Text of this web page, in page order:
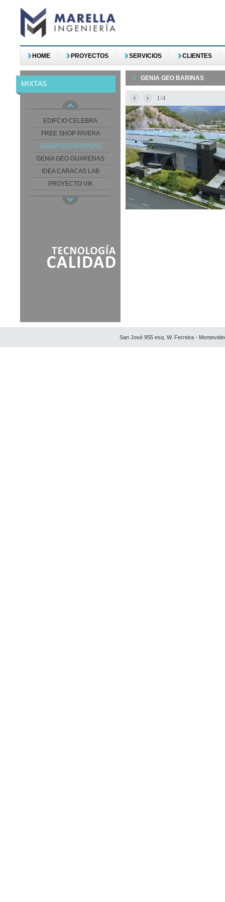
HOME PROYECTOS SERVICIOS CLIENTES
MIXTAS
EDIFCIO CELEBRA
FREE SHOP RIVERA
GENIA GEO BARINAS
GENIA GEO GUARENAS
IDEA CARACAS LAB
PROYECTO VIK
GENIA GEO BARINAS
1/4
San José 955 esq. W. Ferreira -